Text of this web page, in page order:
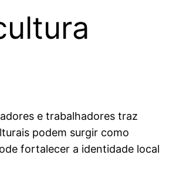
e trabalhadores traz
podem surgir como
fortalecer a identidade local